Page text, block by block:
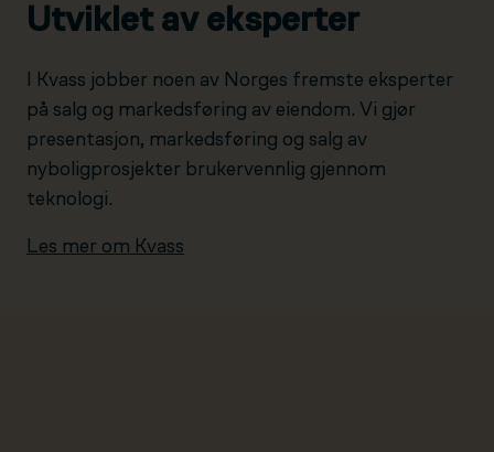
Utviklet av eksperter
I Kvass jobber noen av Norges fremste eksperter
på salg og markedsføring av eiendom. Vi gjør
presentasjon, markedsføring og salg av
nyboligprosjekter brukervennlig gjennom
teknologi.
Les mer om Kvass